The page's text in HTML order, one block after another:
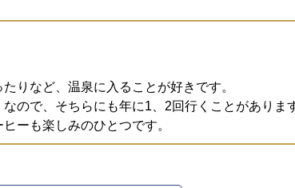
りなど、温泉に入ることが好きです。
ので、そちらにも年に1、2回行くことがありま
ーも楽しみのひとつです。